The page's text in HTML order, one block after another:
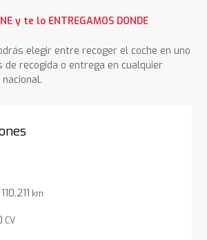
y te lo ENTREGAMOS DONDE
elegir entre recoger el coche en uno
recogida o entrega en cualquier
110.211 km
CV